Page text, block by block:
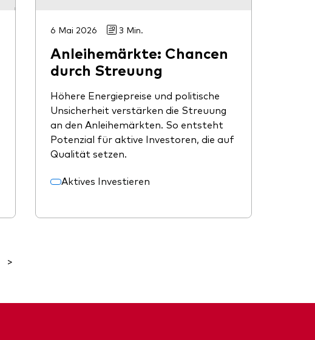
6 Mai 2026 3 Min.
Anleihemärkte: Chancen
durch Streuung
Höhere Energiepreise und politische
Unsicherheit verstärken die Streuung
an den Anleihemärkten. So entsteht
Potenzial für aktive Investoren, die auf
Qualität setzen.
Aktives Investieren
>